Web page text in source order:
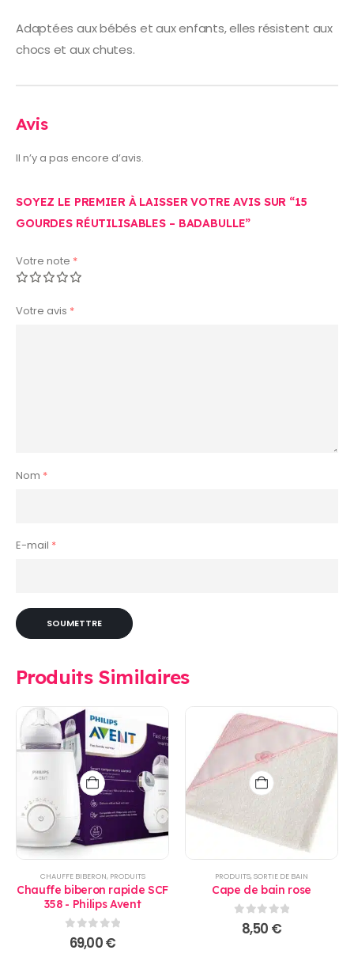
Adaptées aux bébés et aux enfants, elles résistent aux
chocs et aux chutes.
Avis
Il n’y a pas encore d’avis.
SOYEZ LE PREMIER À LAISSER VOTRE AVIS SUR “15
GOURDES RÉUTILISABLES – BADABULLE”
Votre note *
Votre avis *
Nom *
E-mail *
Produits Similaires
CHAUFFE BIBERON, PRODUITS
Chauffe biberon rapide SCF
358 - Philips Avent
0sur 5
69,00€
PRODUITS,SORTIE DE BAIN
Cape de bain rose
sur 5
8,50 €